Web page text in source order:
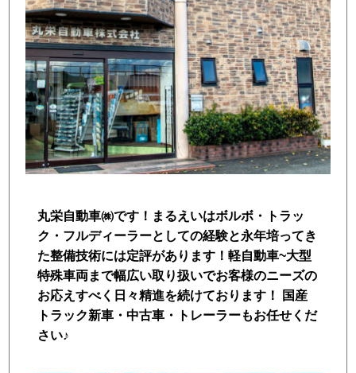
お問い合わせ
お気に入り
閲覧履歴
保存した検索条件
ログイン
丸栄自動車㈱です！まるえいはボルボ・トラッ
ク・フルディーラーとしての経験と永年培ってき
た整備技術には定評があります！軽自動車~大型
特殊車両まで幅広い取り扱いでお客様のニーズの
お応えすべく日々精進を続けております！ 国産
トラック新車・中古車・トレーラーもお任せくだ
さい♪